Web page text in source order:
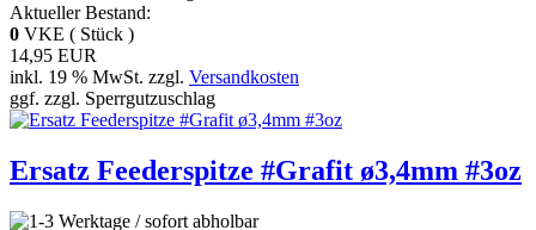
Aktueller Bestand:
0 VKE ( Stück )
14,95 EUR
inkl. 19 % MwSt. zzgl. Versandkosten
ggf. zzgl. Sperrgutzuschlag
Ersatz Feederspitze #Grafit ø3,4mm #3oz